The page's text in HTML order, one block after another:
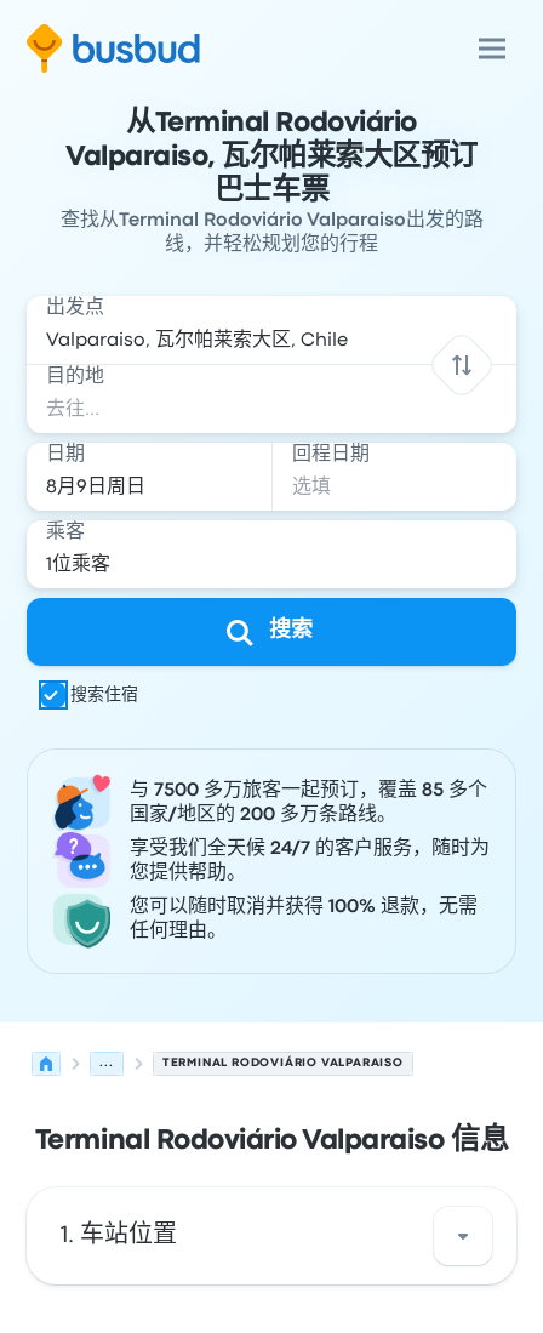
从Terminal Rodoviário
Valparaiso, 瓦尔帕莱索大区预订
巴士车票
查找从Terminal Rodoviário Valparaiso出发的路
线，并轻松规划您的行程
出发点
目的地
日期 回程日期
乘客
搜索
搜索住宿
与 7500 多万旅客一起预订，覆盖 85 多个
国家/地区的 200 多万条路线。
享受我们全天候 24/7 的客户服务，随时为
您提供帮助。
您可以随时取消并获得 100% 退款，无需
任何理由。
... TERMINAL RODOVIÁRIO VALPARAISO
Terminal Rodoviário Valparaiso 信息
车站位置